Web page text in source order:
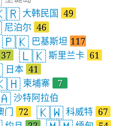
大韩民国 49
尼泊尔 46
🇵🇰 巴基斯坦 117
37 🇱🇰 斯里兰卡 61
日本 41
柬埔寨 7
沙特阿拉伯
门 72 🇰🇼 科威特 67